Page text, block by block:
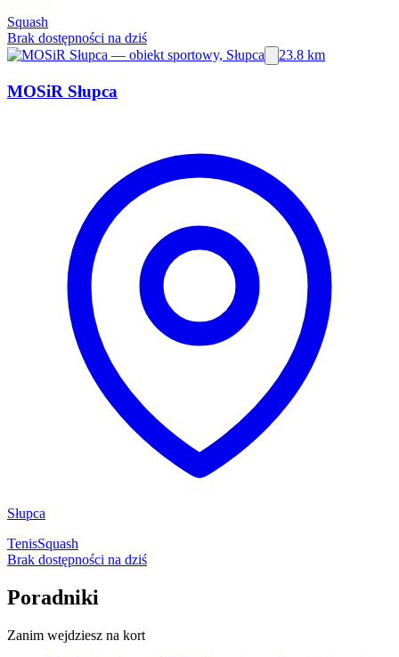
Squash
Brak dostępności na dziś
23.8 km
MOSiR Słupca
Słupca
TenisSquash
Brak dostępności na dziś
Poradniki
Zanim wejdziesz na kort